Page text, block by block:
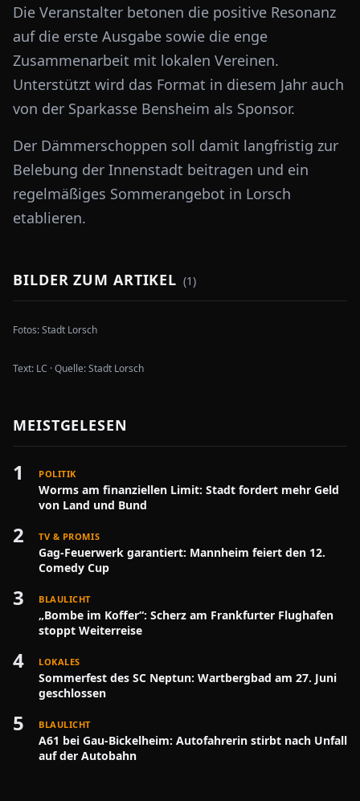
Die Veranstalter betonen die positive Resonanz
auf die erste Ausgabe sowie die enge
Zusammenarbeit mit lokalen Vereinen.
Unterstützt wird das Format in diesem Jahr auch
von der Sparkasse Bensheim als Sponsor.
Der Dämmerschoppen soll damit langfristig zur
Belebung der Innenstadt beitragen und ein
regelmäßiges Sommerangebot in Lorsch
etablieren.
BILDER ZUM ARTIKEL (1)
Fotos:Stadt Lorsch
Text: LC ·Quelle:Stadt Lorsch
MEISTGELESEN
1 POLITIK
Worms am finanziellen Limit: Stadt fordert mehr Geld
von Land und Bund
2 TV & PROMIS
Gag-Feuerwerk garantiert: Mannheim feiert den 12.
Comedy Cup
3 BLAULICHT
„Bombe im Koffer“: Scherz am Frankfurter Flughafen
stoppt Weiterreise
4 LOKALES
Sommerfest des SC Neptun: Wartbergbad am 27. Juni
geschlossen
5 BLAULICHT
A61 bei Gau-Bickelheim: Autofahrerin stirbt nach Unfall
auf der Autobahn